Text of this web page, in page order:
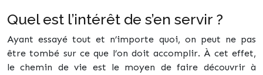
Quel est l’intérêt de s’en servir ?
Ayant essayé tout et n’importe quoi, on peut ne pas
être tombé sur ce que l’on doit accomplir. À cet effet,
le chemin de vie est le moyen de faire découvrir à